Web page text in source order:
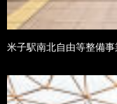
米子駅南北自由等整備